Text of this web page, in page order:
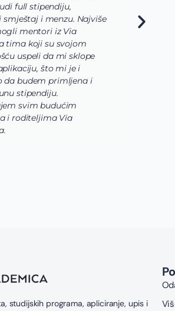
full stipendiju,
i menzu. Najviše
mentori iz Via
koji su svojom
uspeli da mi sklope
što mi je i
budem primljena i
stipendiju.
svim budućim
roditeljima Via
studijskih programa, apliciranje, upis i